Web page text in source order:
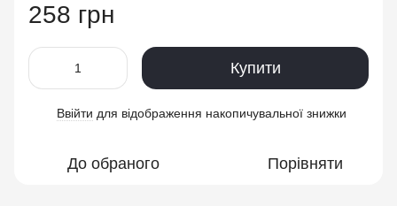
258 грн
Купити
Ввійти для відображення накопичувальної знижки
До обраного Порівняти